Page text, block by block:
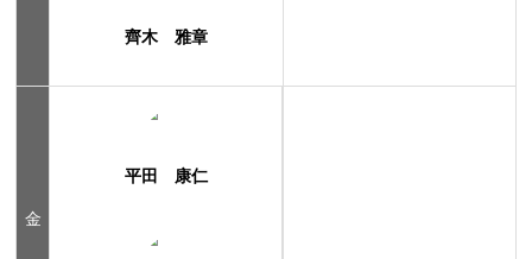
金
齊木 雅章
平田 康仁